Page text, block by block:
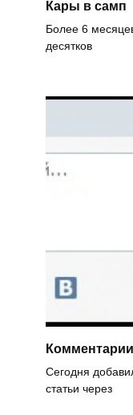
Кары в самп
Более 6
десятков
Сегодня
статьи через